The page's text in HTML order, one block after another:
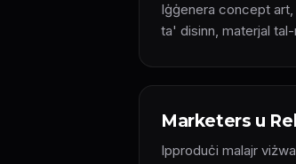
Iġġenera concept
ta' disinn, materjal
Marketers u
Ipproduċi malajr